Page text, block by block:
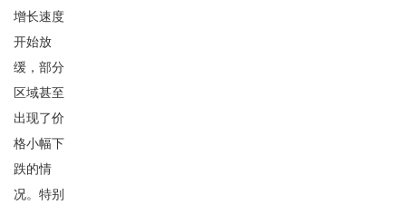
增长速度
开始放
缓，部分
区域甚至
出现了价
格小幅下
跌的情
况。特别